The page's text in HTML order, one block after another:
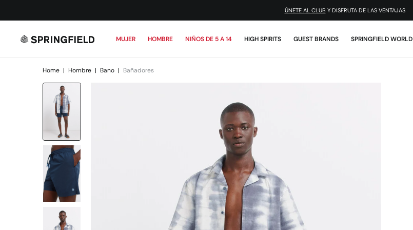
¡DESCARGA LA APP!
MUJER HOMBRE NIÑOS DE 5 A 14 HIGH SPIRITS GUEST BRANDS SPRINGFIELD WORLD
Home | Hombre | Bano | Bañadores